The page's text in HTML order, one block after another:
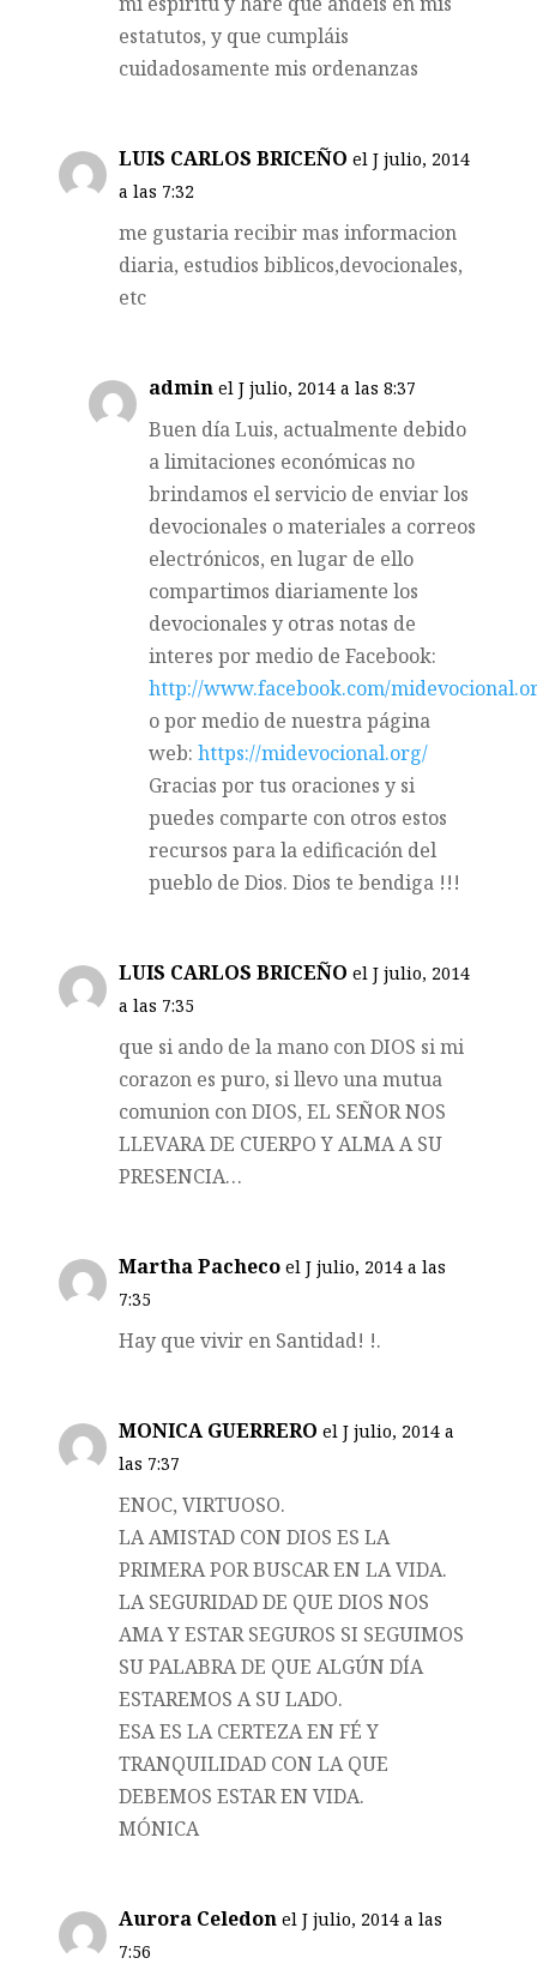
estatutos, y que cumpláis
cuidadosamente mis ordenanzas
LUIS CARLOS BRICEÑO el J julio, 2014
a las 7:32
me gustaria recibir mas informacion
diaria, estudios biblicos,devocionales,
etc
admin el J julio, 2014 a las 8:37
Buen día Luis, actualmente debido
a limitaciones económicas no
brindamos el servicio de enviar los
devocionales o materiales a correos
electrónicos, en lugar de ello
compartimos diariamente los
devocionales y otras notas de
interes por medio de Facebook:
http://www.facebook.com/
o por medio de nuestra página
web:https://midevocional.org/
Gracias por tus oraciones y si
puedes comparte con otros estos
recursos para la edificación del
pueblo de Dios. Dios te bendiga !!!
LUIS CARLOS BRICEÑO el J julio, 2014
a las 7:35
que si ando de la mano con DIOS si mi
corazon es puro, si llevo una mutua
comunion con DIOS, EL SEÑOR NOS
LLEVARA DE CUERPO Y ALMA A SU
PRESENCIA…
Martha Pacheco el J julio, 2014 a las
7:35
Hay que vivir en Santidad! !.
MONICA GUERRERO el J julio, 2014 a
las 7:37
ENOC, VIRTUOSO.
LA AMISTAD CON DIOS ES LA
PRIMERA POR BUSCAR EN LA VIDA.
LA SEGURIDAD DE QUE DIOS NOS
AMA Y ESTAR SEGUROS SI SEGUIMOS
SU PALABRA DE QUE ALGÚN DÍA
ESTAREMOS A SU LADO.
ESA ES LA CERTEZA EN FÉ Y
TRANQUILIDAD CON LA QUE
DEBEMOS ESTAR EN VIDA.
MÓNICA
Aurora Celedon el J julio, 2014 a las
7:56